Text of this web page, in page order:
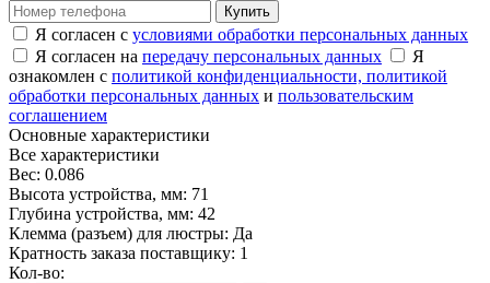
Купить
Я согласен с условиями обработки персональных данных
Я согласен на передачу персональных данных
Я
ознакомлен с политикой конфиденциальности, политикой
обработки персональных данных и пользовательским
соглашением
Основные характеристики
Все характеристики
Вес: 0.086
Высота устройства, мм: 71
Глубина устройства, мм: 42
Клемма (разъем) для люстры: Да
Кратность заказа поставщику: 1
Кол-во: